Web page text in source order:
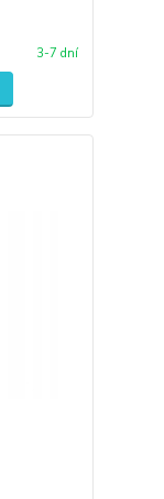
3-7 dní